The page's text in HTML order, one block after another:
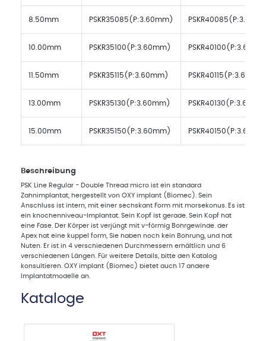
8.50mm PSKR35085(P:3.60mm)
10.00mm PSKR35100(P:3.60mm)
11.50mm PSKR35115(P:3.60mm)
13.00mm PSKR35130(P:3.60mm)
15.00mm PSKR35150(P:3.60mm)
Beschreibung
PSK Line Regular - Double Thread micro ist ein standard
Zahnimplantat, hergestellt von OXY implant (Biomec). Sein
Anschluss ist intern, mit einer sechskant Form mit morsekonus. Es ist
ein knochenniveau-Implantat. Sein Kopf ist gerade. Sein Kopf hat
eine Fase. Der Körper ist verjüngt mit v-förmig Bohrgewinde. der
Apex hat eine kuppel form, Sie haben noch kein Bohrung, und hat
Nuten. Er ist in 4 verschiedenen Durchmessern erhältlich und 6
verschiedenen Längen. Für weitere Details, bitte den Katalog
konsultieren. OXY implant (Biomec) bietet auch 17 andere
Implantatmodelle an.
Kataloge